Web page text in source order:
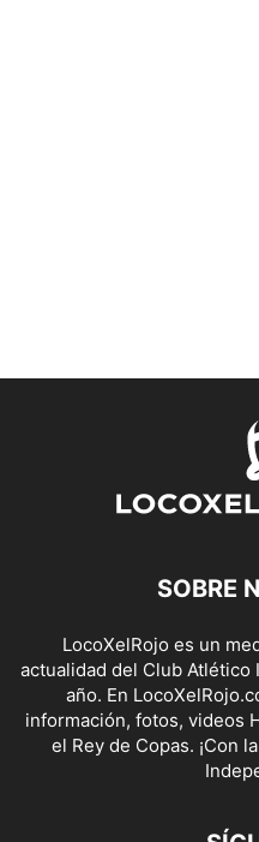
SOBRE
LocoXelRojo es un
actualidad del Club
año. En
información, fotos, videos
el Rey de Copas. ¡Con